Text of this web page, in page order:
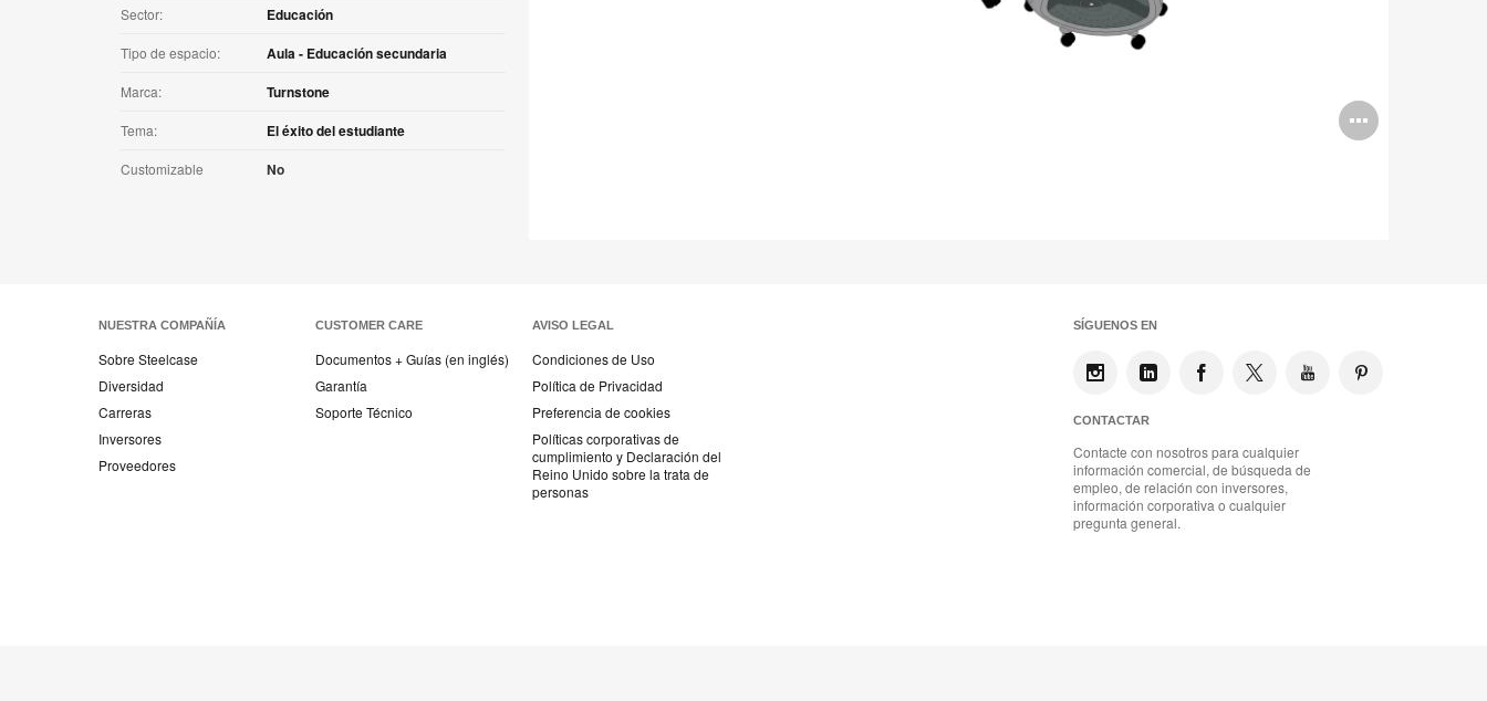
Open
Sector: Educación
Tipo de espacio: Aula - Educación secundaria
Marca: Turnstone
Tema: El éxito del estudiante
Customizable No
NUESTRA COMPAÑÍA
Sobre Steelcase
Diversidad
Carreras
Inversores
Proveedores
CUSTOMER CARE
Documentos + Guías (en inglés)
Garantía
Soporte Técnico
AVISO LEGAL
Condiciones de Uso
Política de Privacidad
Preferencia de cookies
Políticas corporativas de
cumplimiento y Declaración del
Reino Unido sobre la trata de
personas
SÍGUENOS EN
CONTACTAR
Contacte con nosotros para cualquier
información comercial, de búsqueda de
empleo, de relación con inversores,
información corporativa o cualquier
pregunta general.